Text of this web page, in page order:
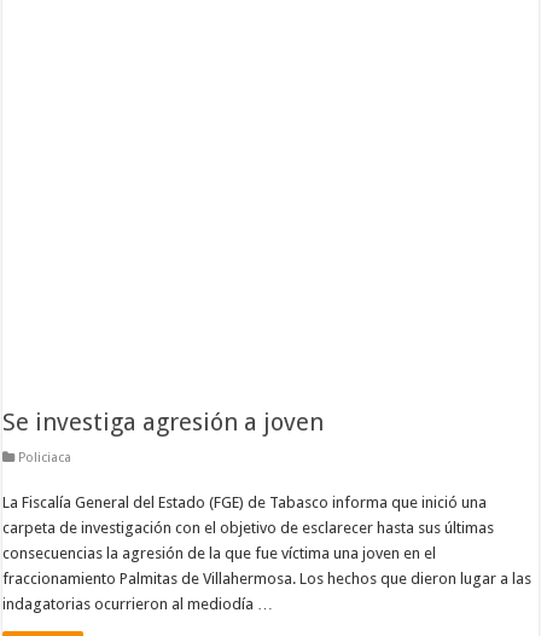
Se investiga agresión a joven
Policiaca
La Fiscalía General del Estado (FGE) de Tabasco informa que inició una
carpeta de investigación con el objetivo de esclarecer hasta sus últimas
consecuencias la agresión de la que fue víctima una joven en el
fraccionamiento Palmitas de Villahermosa. Los hechos que dieron lugar a las
indagatorias ocurrieron al mediodía …